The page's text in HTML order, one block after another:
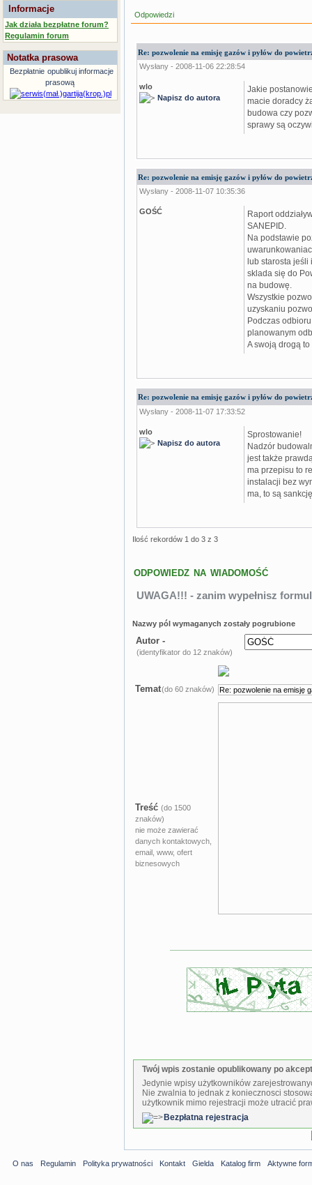
Informacje
Jak działa bezpłatne forum?
Regulamin forum
Notatka prasowa
Bezpłatnie opublikuj informacje
prasową
Odpowiedzi
Re: pozwolenie na emisję gazów i pyłów do
Wysłany - 2008-11-06 22:28:54
wlo
Napisz do autora
Jakie
macie doradcy
budowa czy
sprawy są
Re: pozwolenie na emisję gazów i pyłów do
Wysłany - 2008-11-07 10:35:36
GOŚĆ
Raport
SANEPID.
Na podstawie
lub starosta
sklada się do
na budowę.
Wszystkie
uzyskaniu
Podczas
planowanym
A swoją drogą
Re: pozwolenie na emisję gazów i pyłów do
Wysłany - 2008-11-07 17:33:52
wlo
Napisz do autora
Sprostowanie!
Nadzór
jest także
ma przepisu to
instalacji bez
ma, to są
Ilość rekordów 1 do 3 z 3
ODPOWIEDZ NA WIADOMOŚĆ
UWAGA!!! - zanim wypełnisz
Nazwy pól wymaganych zostały pogrubione
Autor -
(identyfikator do 12 znaków)
Temat(do 60 znaków)
Treść (do 1500
znaków)
nie może zawierać
danych kontaktowych,
email, www, ofert
biznesowych
Twój wpis zostanie opublikowany po
Jedynie wpisy użytkowników
Nie zwalnia to jednak z koniecznosci
użytkownik mimo rejestracji może utracić
Bezpłatna rejestracja
O nas Regulamin Polityka prywatności Kontakt Gielda Katalog firm Aktywne